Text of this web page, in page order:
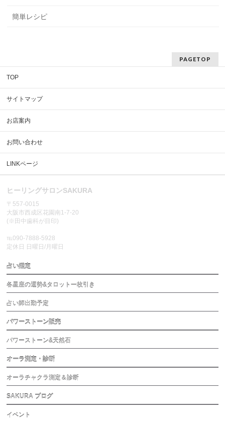
簡単レシピ
PAGETOP
TOP
サイトマップ
お店案内
お問い合わせ
LINKページ
ヒーリングサロンSAKURA
〒557-0015
大阪市西成区花園南1-7-20
(※田中歯科が目印)
℡090-7888-5928
定休日 日曜日/月曜日
占い鑑定
各星座の運勢&タロット一枚引き
占い師出勤予定
パワーストーン販売
パワーストーン&天然石
オーラ測定・診断
オーラチャクラ測定＆診断
SAKURA ブログ
イベント